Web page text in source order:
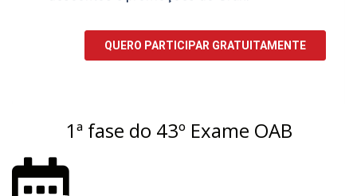
1ª fase do 43º Exame OAB